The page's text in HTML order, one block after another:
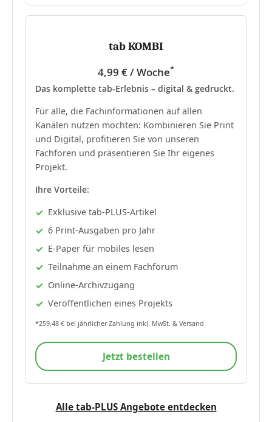
tab KOMBI
4,99 € / Woche*
Das komplette tab-Erlebnis – digital & gedruckt.
Für alle, die Fachinformationen auf allen
Kanälen nutzen möchten: Kombinieren Sie Print
und Digital, profitieren Sie von unseren
Fachforen und präsentieren Sie Ihr eigenes
Projekt.
Ihre Vorteile:
Exklusive tab-PLUS-Artikel
6 Print-Ausgaben pro Jahr
E-Paper für mobiles lesen
Teilnahme an einem Fachforum
Online-Archivzugang
Veröffentlichen eines Projekts
*259,48 € bei jährlicher Zahlung inkl. MwSt. & Versand
Jetzt bestellen
Alle tab-PLUS Angebote entdecken